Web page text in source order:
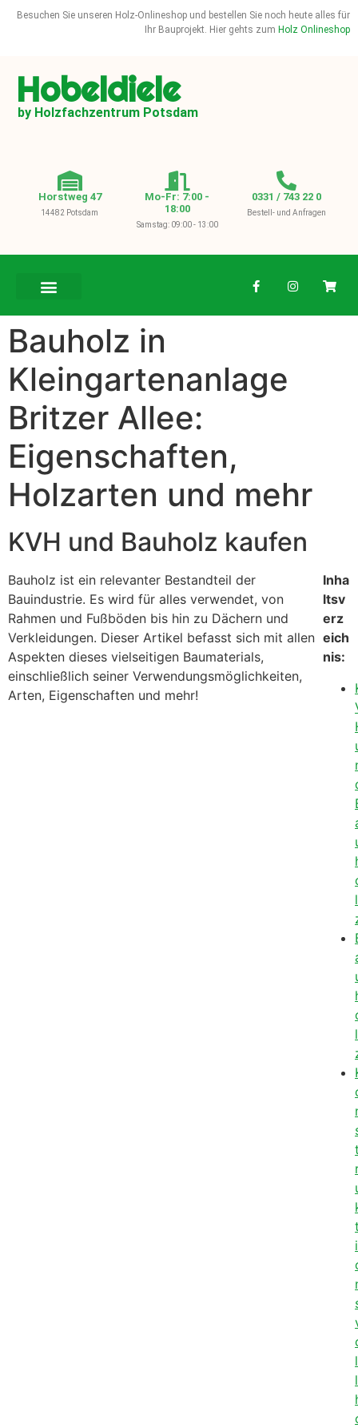
Besuchen Sie unseren Holz-Onlineshop und bestellen Sie noch heute alles für
Ihr Bauprojekt. Hier gehts zum Holz Onlineshop
Hobeldiele
by Holzfachzentrum Potsdam
Horstweg 47
14482 Potsdam
Mo-Fr: 7:00 -
18:00
Samstag: 09:00 - 13:00
0331 / 743 22 0
Bestell- und Anfragen
Bauholz in
Kleingartenanlage
Britzer Allee:
Eigenschaften,
Holzarten und mehr
KVH und Bauholz kaufen
Bauholz ist ein relevanter Bestandteil der
Bauindustrie. Es wird für alles verwendet, von
Rahmen und Fußböden bis hin zu Dächern und
Verkleidungen. Dieser Artikel befasst sich mit allen
Aspekten dieses vielseitigen Baumaterials,
einschließlich seiner Verwendungsmöglichkeiten,
Arten, Eigenschaften und mehr!
Inha
ltsv
erz
eich
nis:
l
l
i
l
l